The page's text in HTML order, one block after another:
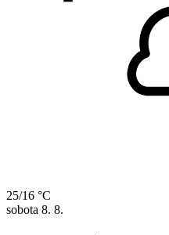
25/16 °C
sobota 8. 8.